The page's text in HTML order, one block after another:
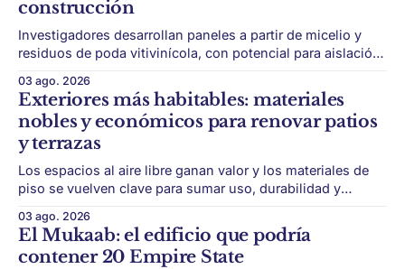
construcción
Investigadores desarrollan paneles a partir de micelio y
residuos de poda vitivinícola, con potencial para aislación
puede convertir un residuo vitivinícola en un material de
construcción. El desarrollo parte de restos de poda de vid
y micelio, la parte vegetativa de los
03 ago. 2026
Exteriores más habitables: materiales
nobles y económicos para renovar patios
y terrazas
Los espacios al aire libre ganan valor y los materiales de
piso se vuelven clave para sumar uso, durabilidad y
y terrazas se volvieron protagonistas de la vivienda.
Después de años en los que el exterior era visto como un
plus,
03 ago. 2026
El Mukaab: el edificio que podría
contener 20 Empire State